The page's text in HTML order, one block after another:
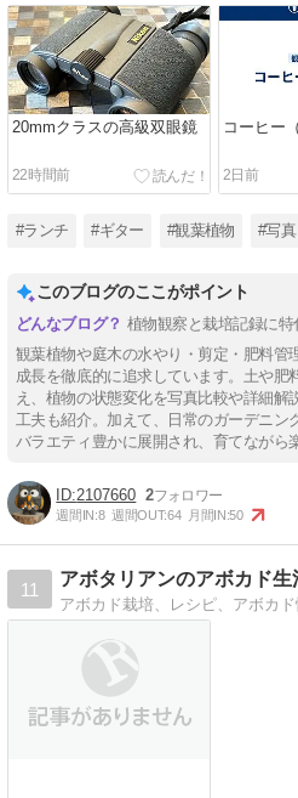
20mmクラスの高級双眼鏡
22時間前
コーヒー
2日前
#ランチ #ギター #観葉植物 #写真
このブログのここがポイント
植物観察と栽培記録に
観葉植物や庭木の水やり・剪定・肥料管
成長を徹底的に追求しています。土や肥
え、植物の状態変化を写真比較や詳細
工夫も紹介。加えて、日常のガーデニン
バラエティ豊かに展開され、育てながら
2107660 2
週間IN:8 週間OUT:64 月間IN:50
11
アボタリアンのアボカド生
アボカド栽培、レシピ、アボカド